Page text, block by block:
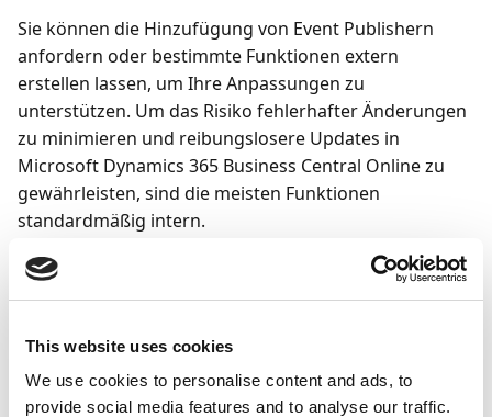
This website uses cookies
We use cookies to personalise content and ads, to
provide social media features and to analyse our traffic.
Sie können die Hinzufügung von Event Publishern
anfordern oder bestimmte Funktionen extern
erstellen lassen, um Ihre Anpassungen zu
unterstützen. Um das Risiko fehlerhafter Änderungen
zu minimieren und reibungslosere Updates in
Microsoft Dynamics 365 Business Central Online zu
gewährleisten, sind die meisten Funktionen
standardmäßig intern.
Prüfen Sie vor dem Absenden einer Anfrage, ob Ihr
hierzu dasEvent Recorder Tool in Business Central
dem Sie alle während Ihrer Geschäftsprozesse
veröffentlichten Events aufzeichnen und überprüfen